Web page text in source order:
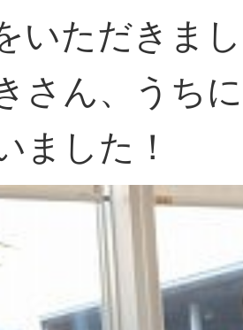
いただきま
さん、うち
ました！